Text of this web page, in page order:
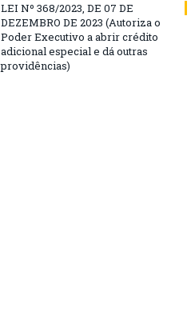
LEI Nº 368/2023, DE 07 DE
DEZEMBRO DE 2023 (Autoriza o
Poder Executivo a abrir crédito
adicional especial e dá outras
providências)